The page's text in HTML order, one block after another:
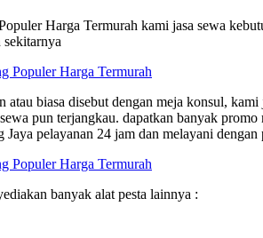
Harga Termurah kami jasa sewa
atau biasa disebut dengan meja konsul,
pun terjangkau. dapatkan banyak
pelayanan 24 jam dan melayani dengan
banyak alat pesta lainnya :